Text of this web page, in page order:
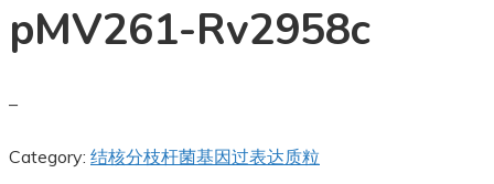
pMV261-Rv2958c
–
Category: 结核分枝杆菌基因过表达质粒